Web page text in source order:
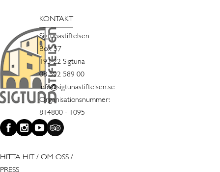
KONTAKT
Sigtunastiftelsen
Box 57
193 22 Sigtuna
08 592 589 00
info@sigtunastiftelsen.se
Organisationsnummer:
814800 - 1095
HITTA HIT / OM OSS /
PRESS